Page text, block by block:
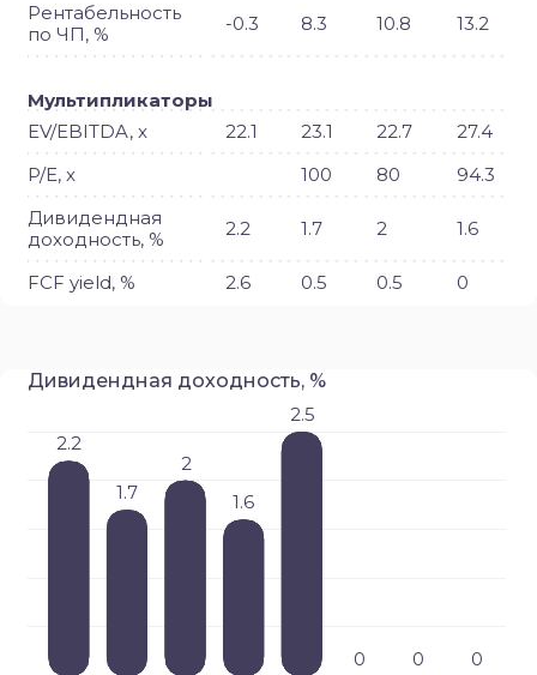
Рентабельность
по ЧП, %
-0.3 8.3 10.8 13.2
Мультипликаторы
EV/EBITDA, x
22.1 23.1 22.7 27.4
P/E, x
100 80 94.3
Дивидендная
доходность, %
2.2 1.7 2 1.6
FCF yield, % 2.6 0.5 0.5 0
Дивидендная доходность, %